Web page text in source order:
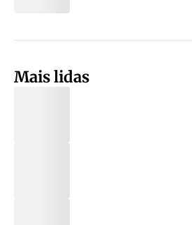
Mais lidas